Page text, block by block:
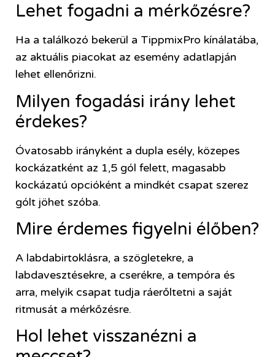
Lehet fogadni a mérkőzésre?
Ha a találkozó bekerül a TippmixPro kínálatába,
az aktuális piacokat az esemény adatlapján
lehet ellenőrizni.
Milyen fogadási irány lehet
érdekes?
Óvatosabb irányként a dupla esély, közepes
kockázatként az 1,5 gól felett, magasabb
kockázatú opcióként a mindkét csapat szerez
gólt jöhet szóba.
Mire érdemes figyelni élőben?
A labdabirtoklásra, a szögletekre, a
labdavesztésekre, a cserékre, a tempóra és
arra, melyik csapat tudja ráerőltetni a saját
ritmusát a mérkőzésre.
Hol lehet visszanézni a